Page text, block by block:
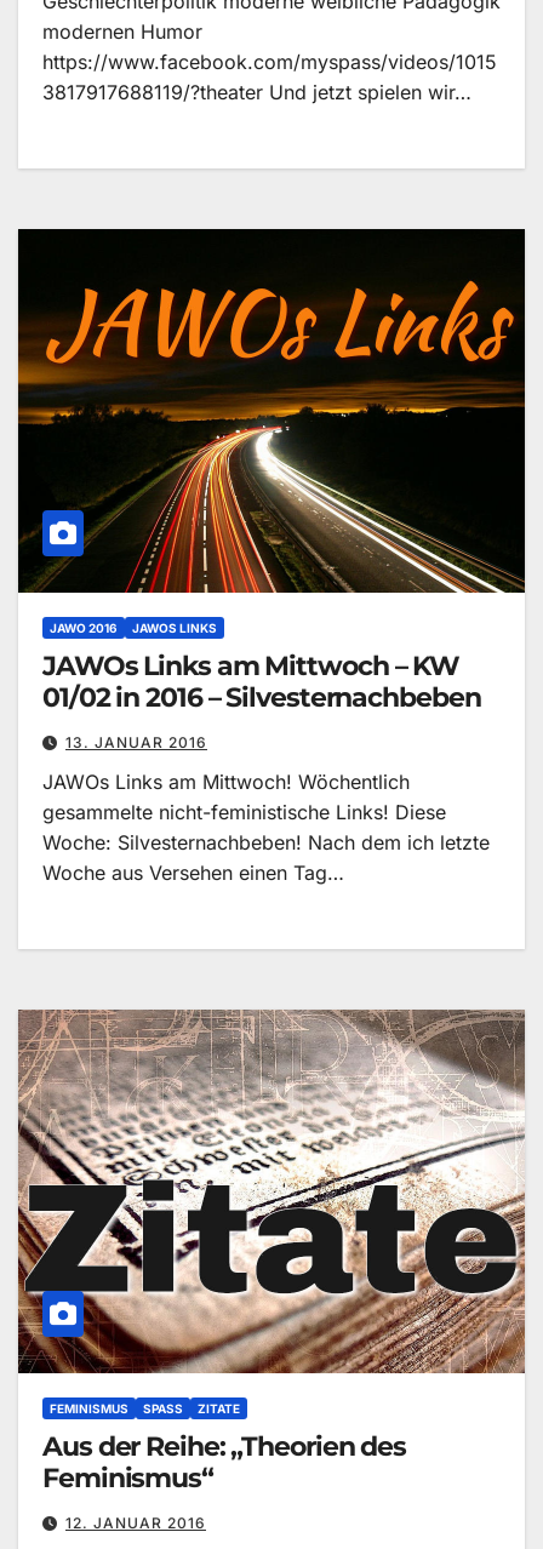
modernen Humor
https://www.facebook.com/myspass/videos/1015
3817917688119/?theater Und jetzt spielen wir…
JAWO 2016 JAWOS LINKS
JAWOs Links am Mittwoch – KW
01/02 in 2016 – Silvesternachbeben
13. JANUAR 2016
JAWOs Links am Mittwoch! Wöchentlich
gesammelte nicht-feministische Links! Diese
Woche: Silvesternachbeben! Nach dem ich letzte
Woche aus Versehen einen Tag…
FEMINISMUS SPASS ZITATE
Aus der Reihe: „Theorien des
Feminismus“
12. JANUAR 2016